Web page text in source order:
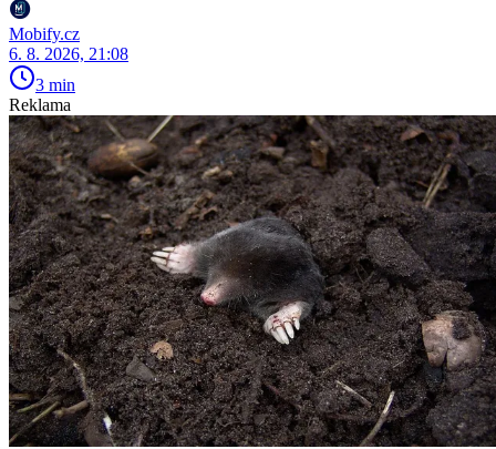
Mobify.cz
6. 8. 2026, 21:08
3 min
Reklama